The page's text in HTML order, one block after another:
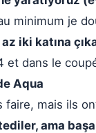
minimum je
iki katına
et dans le
Aqua
faire, mais ils
ama